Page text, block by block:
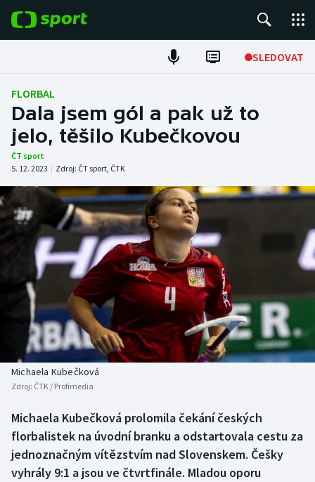
SLEDOVAT
Fotbal
Hokej
Tenis
Atletika
Cyklistika
DALŠÍ SPORTY
Americký fotbal
Baseball a softbal
Basketbal
Biatlon
Boby a skeleton
Box
NEPŘEHLÉDNĚTE
Soutěže
Historické návraty
Aplikace ČT sport
AZ kvíz
FLORBAL
Dala jsem gól a pak už to
jelo, těšilo Kubečkovou
ČT sport
5. 12. 2023 | Zdroj: ČT sport, ČTK
Michaela Kubečková
Zdroj: ČTK / Profimedia
Michaela Kubečková prolomila čekání českých
florbalistek na úvodní branku a odstartovala cestu za
jednoznačným vítězstvím nad Slovenskem. Češky
vyhrály 9:1 a jsou ve čtvrtfinále. Mladou oporu